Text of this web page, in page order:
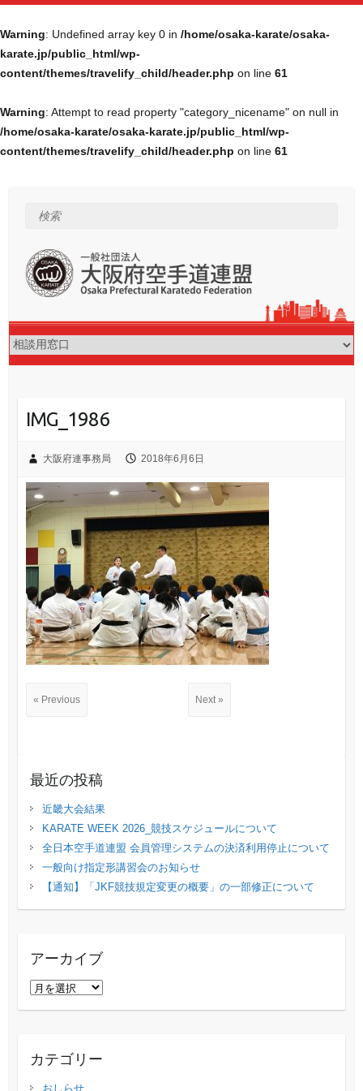
Warning: Undefined array key 0 in /home/osaka-karate/osaka-
karate.jp/public_html/wp-
content/themes/travelify_child/header.php on line 61
Warning: Attempt to read property "category_nicename" on null in
/home/osaka-karate/osaka-karate.jp/public_html/wp-
content/themes/travelify_child/header.php on line 61
検索
IMG_1986
大阪府連事務局 2018年6月6日
« Previous Next »
最近の投稿
近畿大会結果
KARATE WEEK 2026_競技スケジュールについて
全日本空手道連盟 会員管理システムの決済利用停止について
一般向け指定形講習会のお知らせ
【通知】「JKF競技規定変更の概要」の⼀部修正について
アーカイブ
ア
ー
ブ
カテゴリー
おしらせ